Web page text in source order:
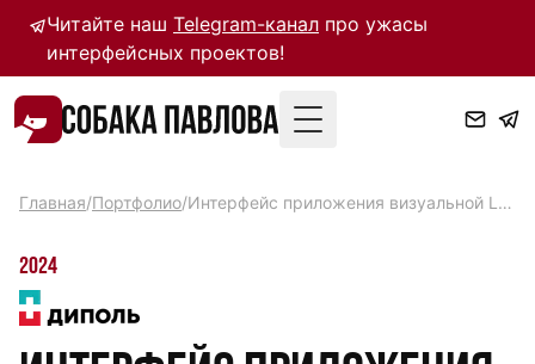
Читайте нашTelegram-канал про ужасы
интерфейсных проектов!
Toggle Menu
Главная/Портфолио/ Интерфейс приложения визуальной LowCode среды разработки
2024